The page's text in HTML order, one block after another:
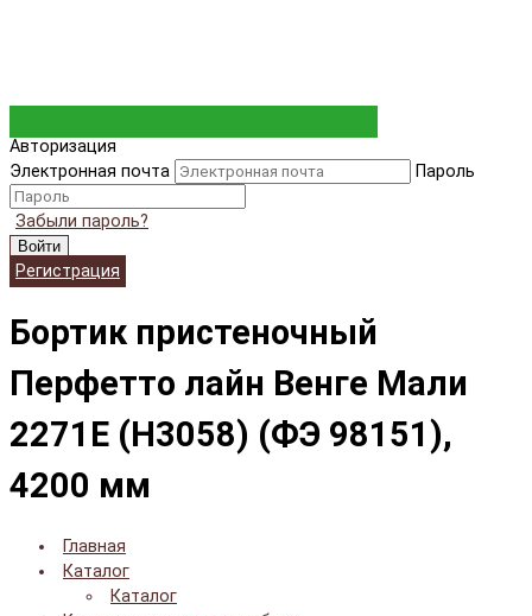
Авторизация
Электронная почта
Пароль
Забыли пароль?
Войти
Регистрация
Бортик пристеночный
Перфетто лайн Венге Мали
2271E (H3058) (ФЭ 98151),
4200 мм
Главная
Каталог
Каталог